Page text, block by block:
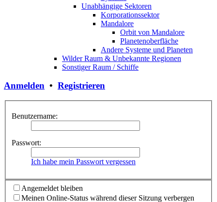
Unabhängige Sektoren
Korporationssektor
Mandalore
Orbit von Mandalore
Planetenoberfläche
Andere Systeme und Planeten
Wilder Raum & Unbekannte Regionen
Sonstiger Raum / Schiffe
Anmelden • Registrieren
Benutzername:
Passwort:
Ich habe mein Passwort vergessen
Angemeldet bleiben
Meinen Online-Status während dieser Sitzung verbergen